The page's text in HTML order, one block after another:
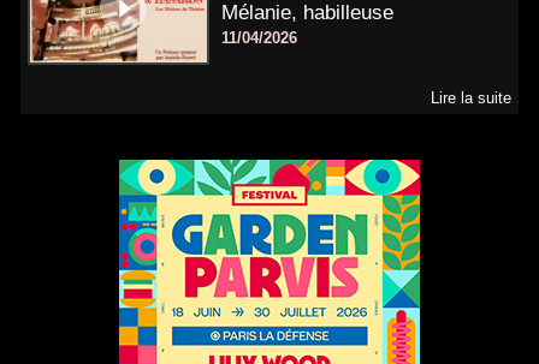
Mélanie, habilleuse
11/04/2026
Lire la suite